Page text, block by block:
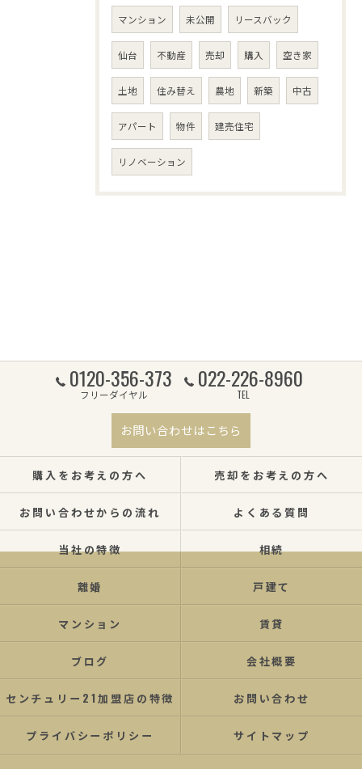
マンション 未公開 リースバック
仙台 不動産 売却 購入 空き家
土地 住み替え 農地 新築 中古
アパート 物件 建売住宅
リノベーション
0120-356-373
フリーダイヤル
022-226-8960
TEL
お問い合わせはこちら
購入をお考えの方へ 売却をお考えの方へ
お問い合わせからの流れ よくある質問
当社の特徴 相続
離婚 戸建て
マンション 賃貸
ブログ 会社概要
センチュリー21加盟店の特徴 お問い合わせ
プライバシーポリシー サイトマップ